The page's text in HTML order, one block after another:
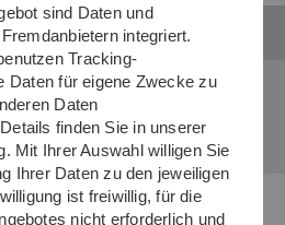
Media)
... Publikationsmanagement
sind Daten und
integriert.
Tracking-
Daten für eigene Zwecke zu
Daten
finden Sie in unserer
Mit Ihrer Auswahl willigen Sie
Ihrer Daten zu den jeweiligen
ist freiwillig, für die
nicht erforderlich und